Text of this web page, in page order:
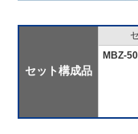
セット構成品
MBZ-